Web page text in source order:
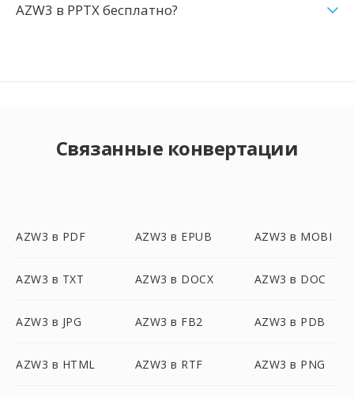
AZW3 в PPTX бесплатно?
Связанные конвертации
AZW3 в PDF AZW3 в EPUB AZW3 в MOBI
AZW3 в TXT AZW3 в DOCX AZW3 в DOC
AZW3 в JPG AZW3 в FB2 AZW3 в PDB
AZW3 в HTML AZW3 в RTF AZW3 в PNG